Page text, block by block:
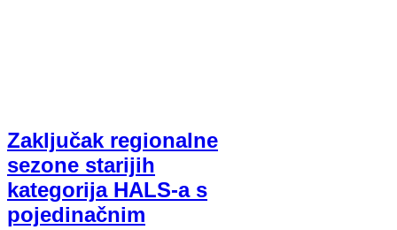
Zaključak regionalne
sezone starijih
kategorija HALS-a s
pojedinačnim